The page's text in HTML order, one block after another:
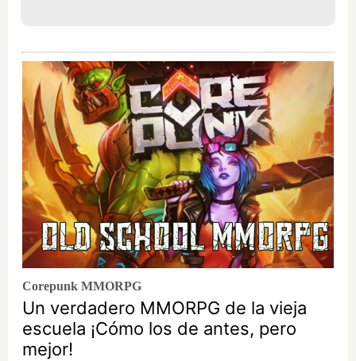
Corepunk MMORPG
Un verdadero MMORPG de la vieja
escuela ¡Cómo los de antes, pero
mejor!